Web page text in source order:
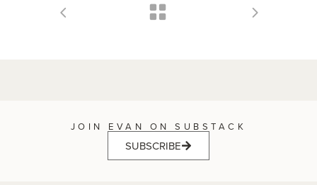
JOIN EVAN ON SUBSTACK
SUBSCRIBE